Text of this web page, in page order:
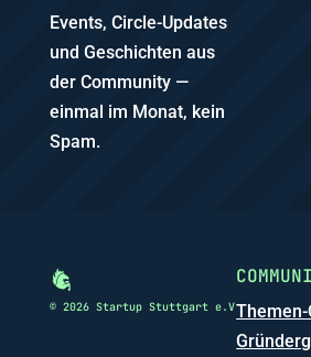
Events, Circle-Updates
und Geschichten aus
der Community —
einmal im Monat, kein
Spam.
© 2026 Startup Stuttgart e.V